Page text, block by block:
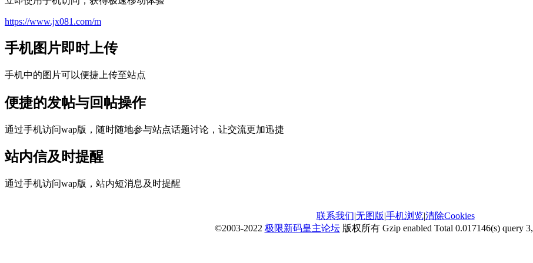
https://www.jx081.com/m
手机图片即时上传
手机中的图片可以便捷上传至站点
便捷的发帖与回帖操作
通过手机访问wap版，随时随地参与站点话题讨论，让交流更加迅捷
站内信及时提醒
通过手机访问wap版，站内短消息及时提醒
联系我们|无图版|手机浏览|清除Cookies
©2003-2022 极限新码皇主论坛版权所有 Gzip enabled Total 0.017146(s) query 3,